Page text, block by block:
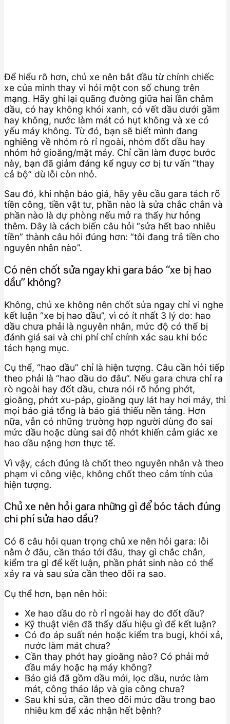
Để hiểu rõ hơn, chủ xe nên bắt đầu từ chính chiếc
xe của mình thay vì hỏi một con số chung trên
mạng. Hãy ghi lại quãng đường giữa hai lần châm
dầu, có hay không khói xanh, có vết dầu dưới gầm
hay không, nước làm mát có hụt không và xe có
yếu máy không. Từ đó, bạn sẽ biết mình đang
nghiêng về nhóm rò rỉ ngoài, nhóm đốt dầu hay
nhóm hở gioăng/mặt máy. Chỉ cần làm được bước
này, bạn đã giảm đáng kể nguy cơ bị tư vấn “thay
cả bộ” dù lỗi còn nhỏ.
Sau đó, khi nhận báo giá, hãy yêu cầu gara tách rõ
tiền công, tiền vật tư, phần nào là sửa chắc chắn và
phần nào là dự phòng nếu mở ra thấy hư hỏng
thêm. Đây là cách biến câu hỏi “sửa hết bao nhiêu
tiền” thành câu hỏi đúng hơn: “tôi đang trả tiền cho
nguyên nhân nào”.
Có nên chốt sửa ngay khi gara báo “xe bị hao
dầu” không?
Không, chủ xe không nên chốt sửa ngay chỉ vì nghe
kết luận “xe bị hao dầu”, vì có ít nhất 3 lý do: hao
dầu chưa phải là nguyên nhân, mức độ có thể bị
đánh giá sai và chi phí chỉ chính xác sau khi bóc
tách hạng mục.
Cụ thể, “hao dầu” chỉ là hiện tượng. Câu cần hỏi tiếp
theo phải là “hao dầu do đâu”. Nếu gara chưa chỉ ra
rò ngoài hay đốt dầu, chưa nói rõ hỏng phớt,
gioăng, phớt xu-páp, gioăng quy lát hay hơi máy, thì
mọi báo giá tổng là báo giá thiếu nền tảng. Hơn
nữa, vẫn có những trường hợp người dùng đo sai
mức dầu hoặc dùng sai độ nhớt khiến cảm giác xe
hao dầu nặng hơn thực tế.
Vì vậy, cách đúng là chốt theo nguyên nhân và theo
phạm vi công việc, không chốt theo cảm tính của
hiện tượng.
Chủ xe nên hỏi gara những gì để bóc tách đúng
chi phí sửa hao dầu?
Có 6 câu hỏi quan trọng chủ xe nên hỏi gara: lỗi
nằm ở đâu, cần tháo tới đâu, thay gì chắc chắn,
kiểm tra gì để kết luận, phần phát sinh nào có thể
xảy ra và sau sửa cần theo dõi ra sao.
Cụ thể hơn, bạn nên hỏi:
Xe hao dầu do rò rỉ ngoài hay do đốt dầu?
Kỹ thuật viên đã thấy dấu hiệu gì để kết luận?
Có đo áp suất nén hoặc kiểm tra bugi, khói xả,
nước làm mát chưa?
Cần thay phớt hay gioăng nào? Có phải mở
đầu máy hoặc hạ máy không?
Báo giá đã gồm dầu mới, lọc dầu, nước làm
mát, công tháo lắp và gia công chưa?
Sau khi sửa, cần theo dõi mức dầu trong bao
nhiêu km để xác nhận hết bệnh?